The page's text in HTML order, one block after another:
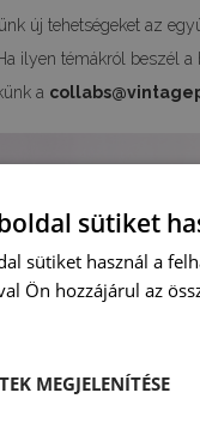
új tehetségeket az
ilyen témákról beszél
a
sütiket
sütiket használ a
Ön hozzájárul az
MEGJELENÍTÉSE